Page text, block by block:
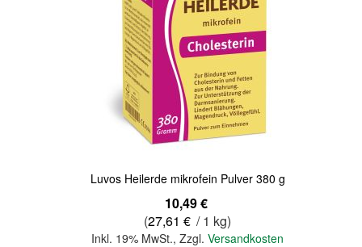
Luvos Heilerde mikrofein Pulver 380 g
10,49 €
(27,61 € / 1 kg)
Inkl. 19% MwSt.,Zzgl.Versandkosten